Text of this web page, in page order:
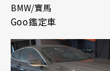
BMW/寶馬
Goo鑑定車